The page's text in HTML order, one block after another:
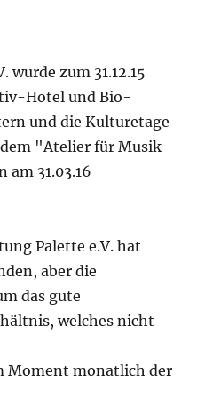
wurde zum 31.12.15
Hotel und Bio-
und die Kulturetage
"Atelier für Musik
am 31.03.16
Palette e.V. hat
aber die
das gute
welches nicht
Moment monatlich der